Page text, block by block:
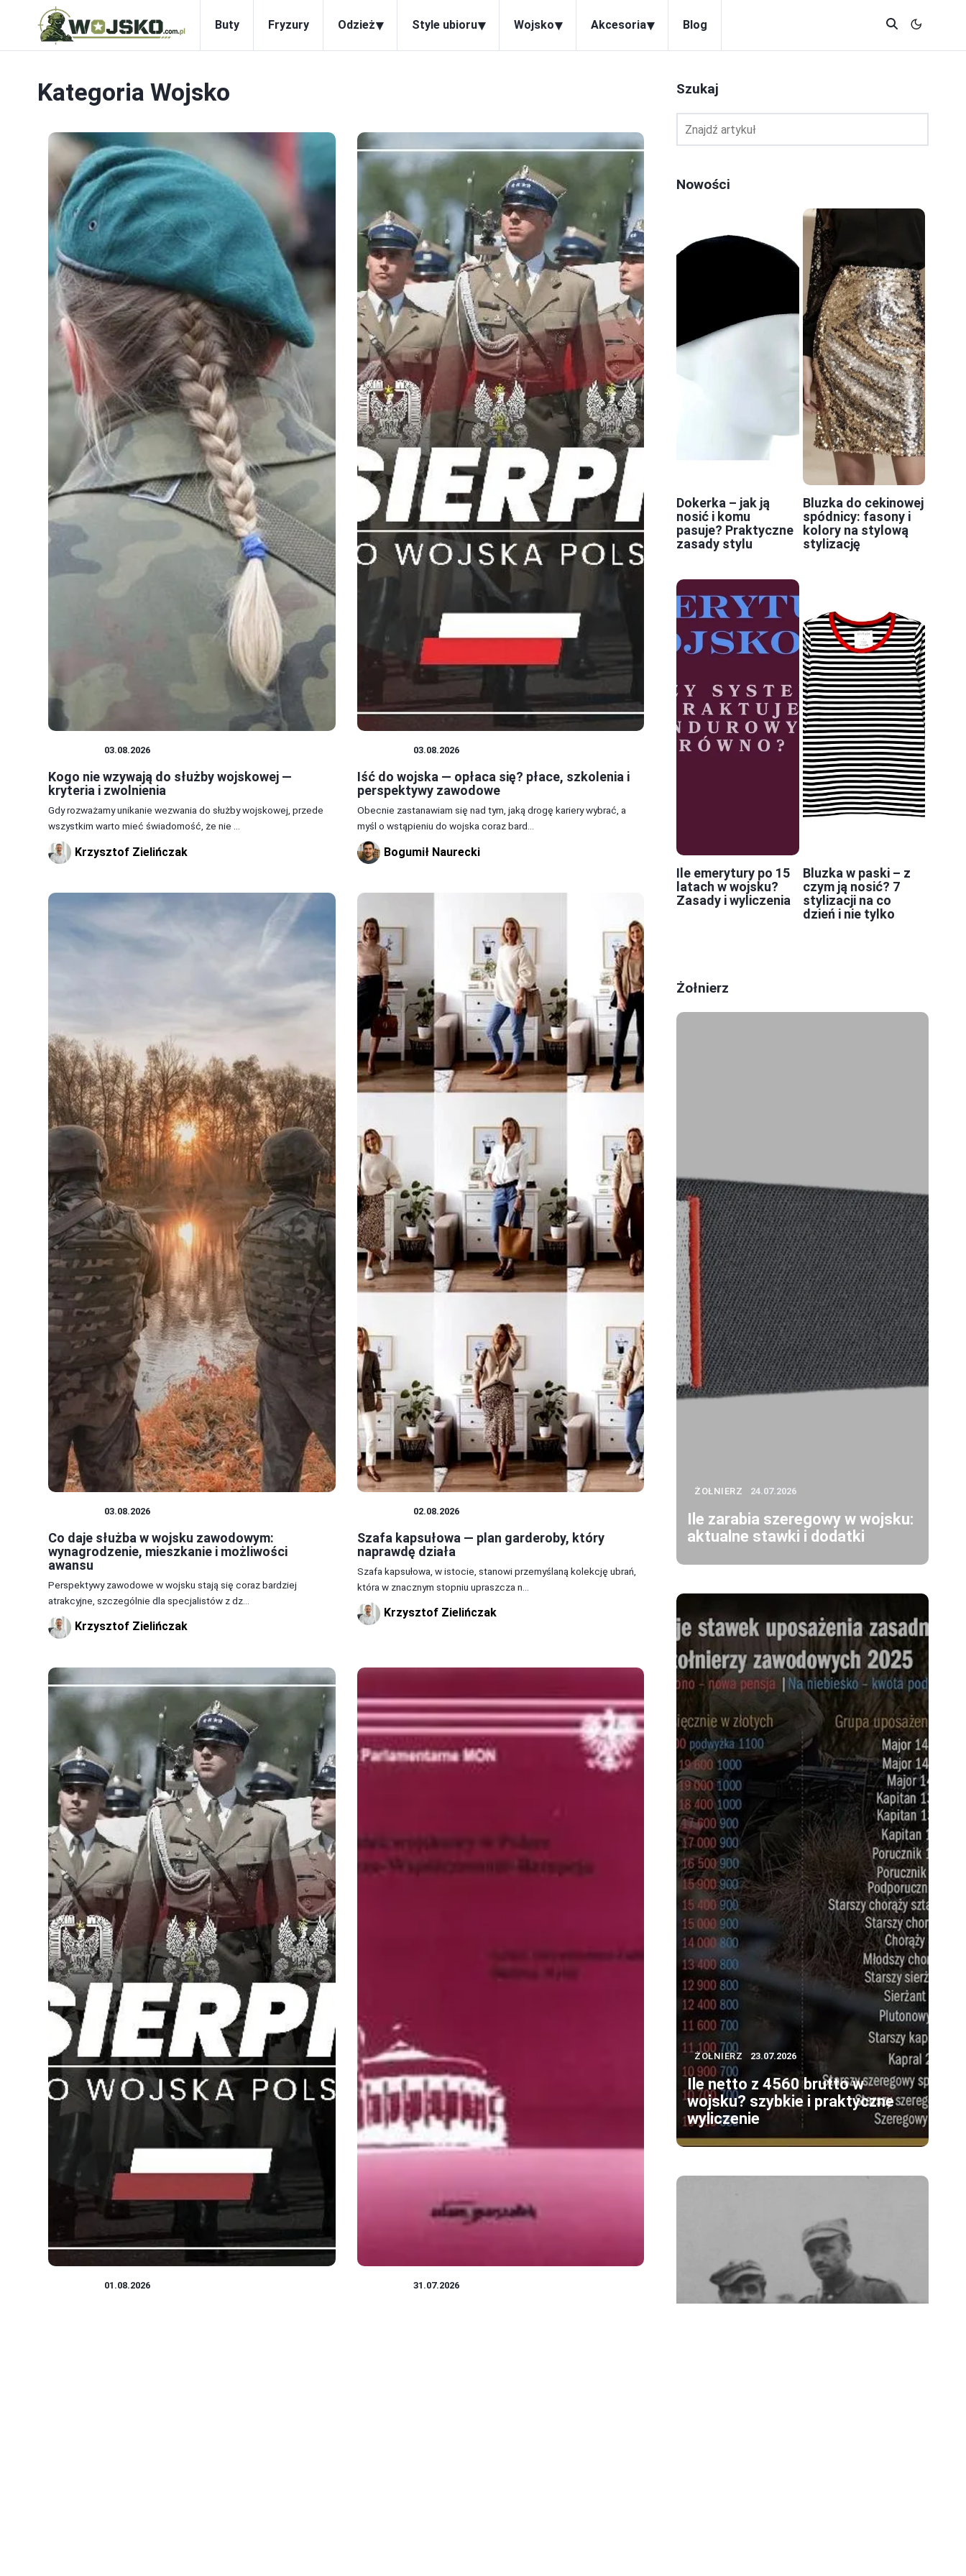
Buty Fryzury Odzież▾ Style ubioru▾ Wojsko▾ Akcesoria▾ Blog
Kategoria Wojsko
03.08.2026
Kogo nie wzywają do służby wojskowej —
kryteria i zwolnienia
Gdy rozważamy unikanie wezwania do służby wojskowej, przede
wszystkim warto mieć świadomość, że nie ...
Krzysztof Zielińczak
03.08.2026
Iść do wojska — opłaca się? płace, szkolenia i
perspektywy zawodowe
Obecnie zastanawiam się nad tym, jaką drogę kariery wybrać, a
myśl o wstąpieniu do wojska coraz bard...
Bogumił Naurecki
03.08.2026
Co daje służba w wojsku zawodowym:
wynagrodzenie, mieszkanie i możliwości
awansu
Perspektywy zawodowe w wojsku stają się coraz bardziej
atrakcyjne, szczególnie dla specjalistów z dz...
Krzysztof Zielińczak
02.08.2026
Szafa kapsułowa — plan garderoby, który
naprawdę działa
Szafa kapsułowa, w istocie, stanowi przemyślaną kolekcję ubrań,
która w znacznym stopniu upraszcza n...
Krzysztof Zielińczak
01.08.2026 31.07.2026
Szukaj
Nowości
Dokerka – jak ją
nosić i komu
pasuje? Praktyczne
zasady stylu
Bluzka do cekinowej
spódnicy: fasony i
kolory na stylową
stylizację
Ile emerytury po 15
latach w wojsku?
Zasady i wyliczenia
Bluzka w paski – z
czym ją nosić? 7
stylizacji na co
dzień i nie tylko
Żołnierz
ŻOŁNIERZ 24.07.2026
Ile zarabia szeregowy w wojsku:
aktualne stawki i dodatki
ŻOŁNIERZ 23.07.2026
Ile netto z 4560 brutto w
wojsku? szybkie i praktyczne
wyliczenie